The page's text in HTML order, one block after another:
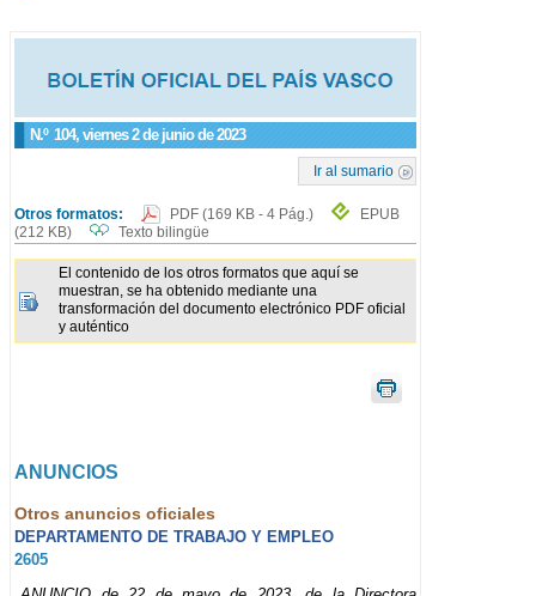
N.º 104, viernes 2 de junio de 2023
Ir al sumario
Otros formatos: PDF (169 KB - 4 Pág.)
EPUB
(212 KB)
Texto bilingüe
El contenido de los otros formatos que aquí se
muestran, se ha obtenido mediante una
transformación del documento electrónico PDF oficial
y auténtico
ANUNCIOS
Otros anuncios oficiales
DEPARTAMENTO DE TRABAJO Y EMPLEO
2605